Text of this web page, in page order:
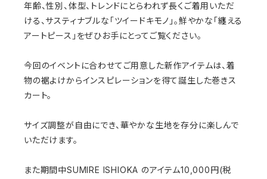
年齢、性別、体型、トレンドにとらわれず長くご着用いただ
ける、サスティナブルな「ツイードキモノ｣。鮮やかな「纏える
アートピース」をぜひお手にとってご覧ください。
今回のイベントに合わせてご用意した新作アイテムは、着
物の裾よけからインスピレーションを得て誕生した巻きス
カート。
サイズ調整が自由にでき、華やかな生地を存分に楽しんで
いただけます。
また期間中SUMIRE ISHIOKA のアイテム10,000円(税